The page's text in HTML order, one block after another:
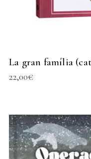
La gran família
22,00€